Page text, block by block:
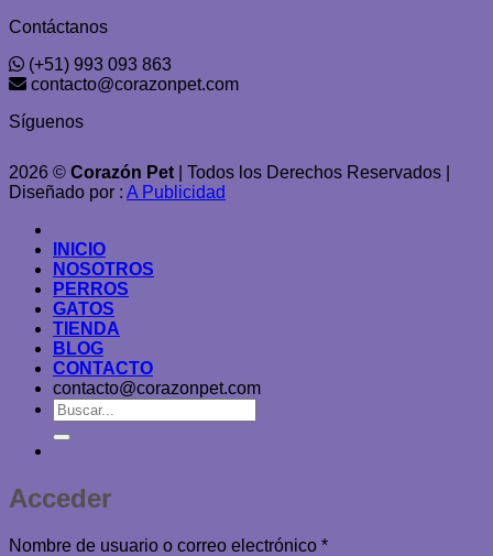
Contáctanos
(+51) 993 093 863
contacto@corazonpet.com
Síguenos
2026 © Corazón Pet | Todos los Derechos Reservados |
Diseñado por : A Publicidad
INICIO
NOSOTROS
PERROS
GATOS
TIENDA
BLOG
CONTACTO
contacto@corazonpet.com
Buscar
por:
Acceder
Nombre de usuario o correo electrónico *Obligatorio